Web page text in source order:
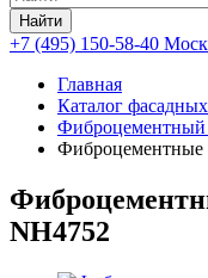
Найти
+7 (495) 150-58-40
Главная
Каталог
Фиброцементный
Фиброцементные
NH4752